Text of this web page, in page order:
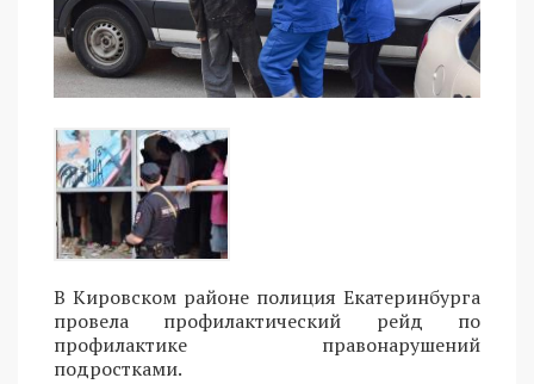
В Кировском районе полиция Екатеринбурга
провела профилактический рейд по
профилактике правонарушений
подростками.